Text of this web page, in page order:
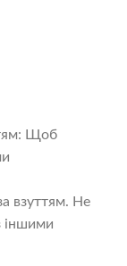
Щоб
взуттям. Не
іншими